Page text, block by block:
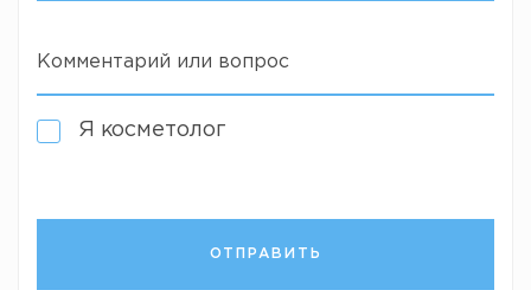
Комментарий или вопрос
Я косметолог